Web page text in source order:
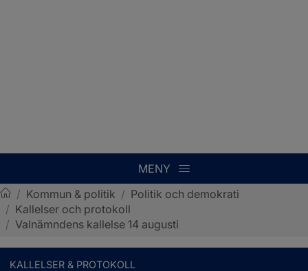
MENY
Sotenäs kommun
/ Kommun & politik / Politik och demokrati
/ Kallelser och protokoll
/ Valnämndens kallelse 14 augusti
KALLELSER & PROTOKOLL